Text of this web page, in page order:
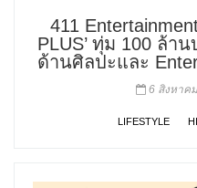
411
PLUS’ ทุ่ม 100 ล้า
ด้านศิลปะและ
6 สิงหาค
LIFESTYLE